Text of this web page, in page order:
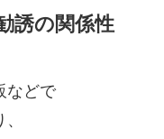
誘の関係性
などで